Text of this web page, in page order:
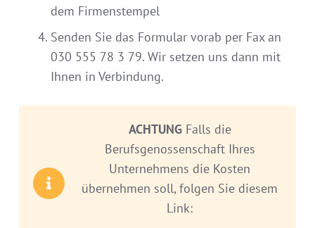
dem Firmenstempel
Senden Sie das Formular vorab per Fax an
030 555 78 3 79. Wir setzen uns dann mit
Ihnen in Verbindung.
ACHTUNG Falls die
Berufsgenossenschaft Ihres
Unternehmens die Kosten
übernehmen soll, folgen Sie diesem
Link: